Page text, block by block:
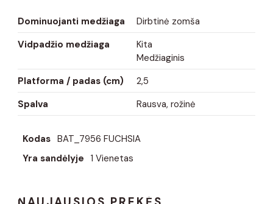
Dominuojanti medžiaga
Dirbtinė zomša
Vidpadžio medžiaga
Kita
Medžiaginis
Platforma / padas (cm)
2,5
Spalva
Rausva, rožinė
Kodas BAT_7956 FUCHSIA
Yra sandėlyje 1 Vienetas